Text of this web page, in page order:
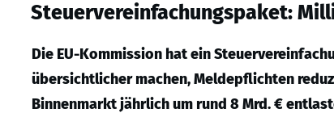
Steuervereinfachungspaket:
Die EU-Kommission hat ein
übersichtlicher machen, Meldepflichten
Binnenmarkt jährlich um rund 8 Mrd. €